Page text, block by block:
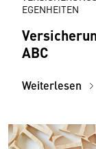
EGENHEITEN
ABC
Weiterlesen